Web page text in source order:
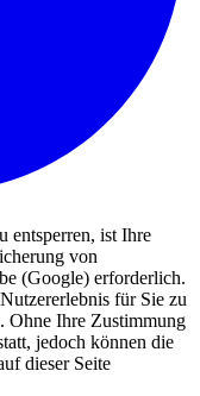
entsperren, ist Ihre
von
(Google) erforderlich.
für Sie zu
Ohne Ihre Zustimmung
jedoch können die
dieser Seite